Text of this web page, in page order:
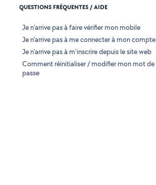
QUESTIONS FRÉQUENTES / AIDE
Je n'arrive pas à faire vérifier mon mobile
Je n'arrive pas à me connecter à mon compte
Je n'arrive pas à m'inscrire depuis le site web
Comment réinitialiser / modifier mon mot de
passe